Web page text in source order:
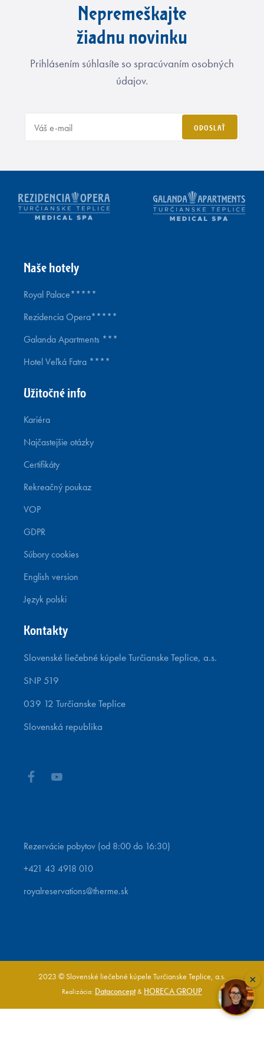
Nepremeškajte
žiadnu novinku
Prihlásením súhlasíte so spracúvaním osobných
údajov.
ODOSLAŤ
Naše hotely
Royal Palace*****
Rezidencia Opera*****
Galanda Apartments ***
Hotel Veľká Fatra ****
Užitočné info
Kariéra
Najčastejšie otázky
Certifikáty
Rekreačný poukaz
VOP
GDPR
Súbory cookies
English version
Język polski
Kontakty
Slovenské liečebné kúpele Turčianske Teplice, a.s.
SNP 519
039 12 Turčianske Teplice
Slovenská republika
Rezervácie pobytov (od 8:00 do 16:30)
+421 43 4918 010
royalreservations@therme.sk
2023 © Slovenské liečebné kúpele Turčianske Teplice, a.s.
Realizácia: Dataconcept& HORECA GROUP
×